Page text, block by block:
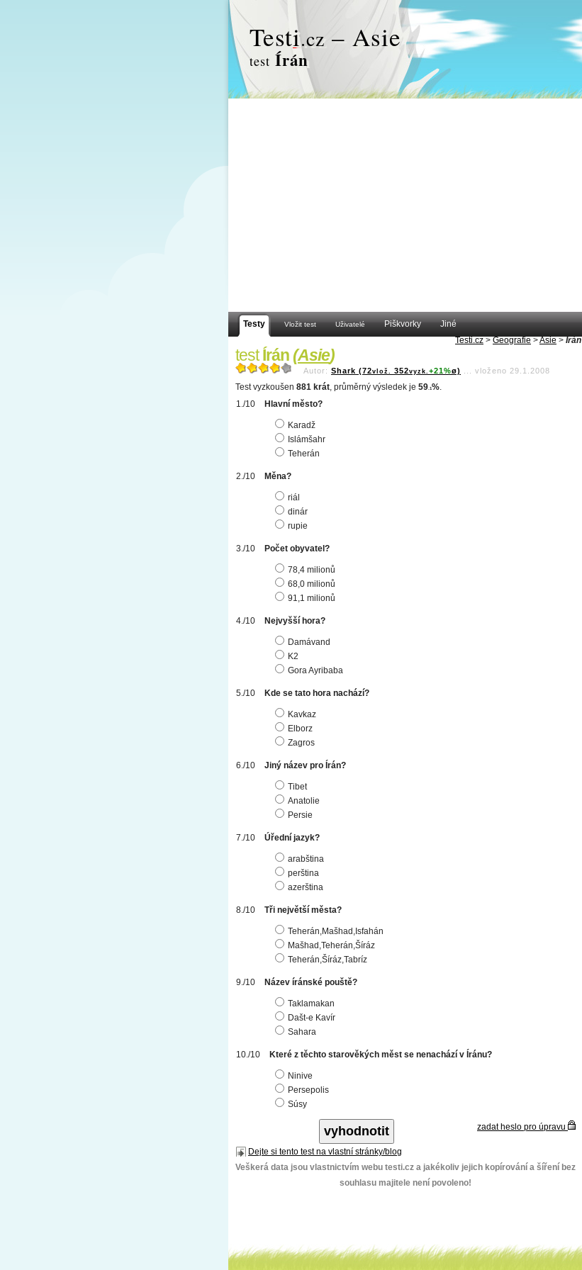
Testi.cz – Asie
test Írán
Testy Vložit test Uživatelé Piškvorky
Jiné
Testi.cz > Geografie >Asie > Írán
testÍrán(Asie)
Autor: Shark (72vlož. 352vyzk. +21%ø) vloženo 29.1.2008
Test vyzkoušen 881 krát, průměrný výsledek je 59 .1%.
Hlavní město?
Karadž
Islámšahr
Teherán
Měna?
riál
dinár
rupie
Počet obyvatel?
78,4 milionů
68,0 milionů
91,1 milionů
Nejvyšší hora?
Damávand
K2
Gora Ayribaba
Kde se tato hora nachází?
Kavkaz
Elborz
Zagros
Jiný název pro Írán?
Tibet
Anatolie
Persie
Úřední jazyk?
arabština
perština
azerština
Tři největší města?
Teherán,Mašhad,Isfahán
Mašhad,Teherán,Šíráz
Teherán,Šíráz,Tabríz
Název íránské pouště?
Taklamakan
Dašt-e Kavír
Sahara
Které z těchto starověkých měst se nenachází v Íránu?
Ninive
Persepolis
Súsy
zadat heslo pro úpravu
Dejte si tento test na vlastní stránky/blog
Veškerá data jsou vlastnictvím webu testi.cz a jakékoliv jejich kopírování a šíření bez
souhlasu majitele není povoleno!